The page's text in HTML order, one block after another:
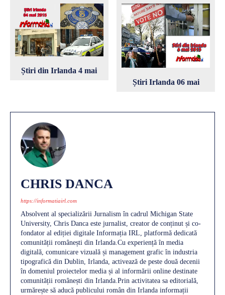
Știri din Irlanda 4 mai
Știri Irlanda 06 mai
CHRIS DANCA
https://informatiairl.com
Absolvent al specializării Jurnalism în cadrul Michigan State
University, Chris Danca este jurnalist, creator de conținut și co-
fondator al ediției digitale Informația IRL, platformă dedicată
comunității românești din Irlanda.Cu experiență în media
digitală, comunicare vizuală și management grafic în industria
tipografică din Dublin, Irlanda, activează de peste două decenii
în domeniul proiectelor media și al informării online destinate
comunității românești din Irlanda.Prin activitatea sa editorială,
urmărește să aducă publicului român din Irlanda informații